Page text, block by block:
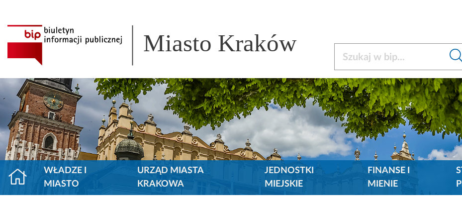
Miasto Kraków
WŁADZE I
MIASTO
URZĄD MIASTA
KRAKOWA
JEDNOSTKI
MIEJSKIE
FINANSE I
MIENIE